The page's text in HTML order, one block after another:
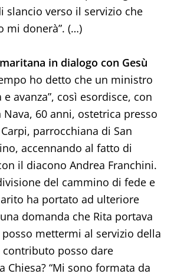
slancio verso il servizio che
mi donerà”. (…)
in dialogo con Gesù
ho detto che un ministro
avanza”, così esordisce, con
60 anni, ostetrica presso
parrocchiana di San
accennando al fatto di
il diacono Andrea Franchini.
del cammino di fede e
ha portato ad ulteriore
domanda che Rita portava
mettermi al servizio della
posso dare
Chiesa? “Mi sono formata da